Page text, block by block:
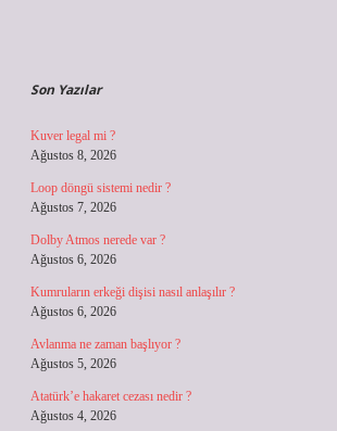
Son Yazılar
Kuver legal mi ?
Ağustos 8, 2026
Loop döngü sistemi nedir ?
Ağustos 7, 2026
Dolby Atmos nerede var ?
Ağustos 6, 2026
Kumruların erkeği dişisi nasıl anlaşılır ?
Ağustos 6, 2026
Avlanma ne zaman başlıyor ?
Ağustos 5, 2026
Atatürk’e hakaret cezası nedir ?
Ağustos 4, 2026